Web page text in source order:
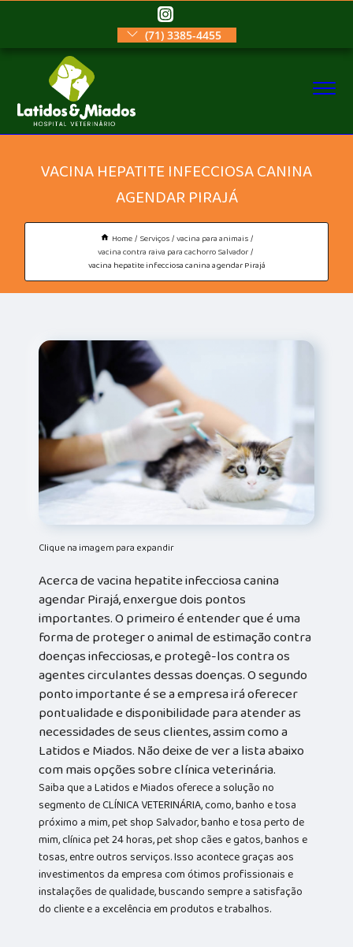
(71) 3385-4455
VACINA HEPATITE INFECCIOSA CANINA
AGENDAR PIRAJÁ
Home Serviços vacina para animais
vacina contra raiva para cachorro Salvador
vacina hepatite infecciosa canina agendar Pirajá
Clique na imagem para expandir
Acerca de vacina hepatite infecciosa canina
agendar Pirajá, enxergue dois pontos
importantes. O primeiro é entender que é uma
forma de proteger o animal de estimação contra
doenças infecciosas, e protegê-los contra os
agentes circulantes dessas doenças. O segundo
ponto importante é se a empresa irá oferecer
pontualidade e disponibilidade para atender as
necessidades de seus clientes, assim como a
Latidos e Miados. Não deixe de ver a lista abaixo
com mais opções sobre clínica veterinária.
Saiba que a Latidos e Miados oferece a solução no
segmento de CLÍNICA VETERINÁRIA, como, banho e tosa
próximo a mim, pet shop Salvador, banho e tosa perto de
mim, clínica pet 24 horas, pet shop cães e gatos, banhos e
tosas, entre outros serviços. Isso acontece graças aos
investimentos da empresa com ótimos profissionais e
instalações de qualidade, buscando sempre a satisfação
do cliente e a excelência em produtos e trabalhos.